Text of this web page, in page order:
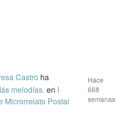
Castro ha
melodías.en I
Microrrelato Postal
Hace
668
semanas